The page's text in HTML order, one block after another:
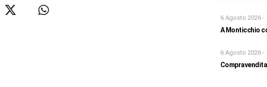
6 Agosto 2026 -
A Monticchio
6 Agosto 2026 -